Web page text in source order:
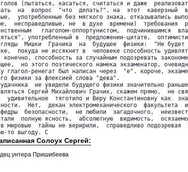
(пытаться, касаться, считаться и даже
на  вопрос  "что  делать?", на  этот  каверзный
употребленные без мягкого знака, отказывались
несправедливые, не  в духе  времени)  требования
глаголом-оппортунистом,  подчинившимся
употребленный в  предложении-цитате,
Мишки  Грачика  на  будущее  физики:  "Не будет
покуда не иссякнет в  человеке способность
способность за случайным подозревать
но этого поэтического намека экзаменатор,
глагол-ренегат был написан через  "е". короче,
физики за флексией слова "дева".
не увидели будущего физики значительно
Сергей Михайлович Грачик, скажем прямо,  не
удивительное  тяготило и Веру Константиновну как
Нет,  декан электромеханического  факультета
безопасности,  не любили  загадочного,
полную ясность,  абсолютную  видимость,
мировые  тайны не веририли,  справедливо подозревая
то выгоду. С
Солоух Сергей:
унтера Пришибеева